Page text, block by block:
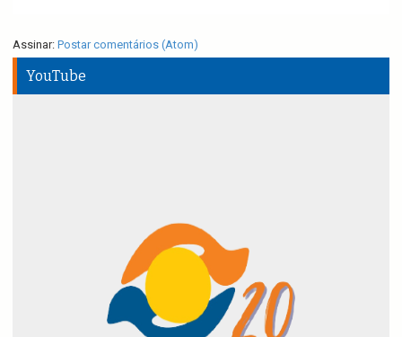
Assinar: Postar comentários (Atom)
YouTube